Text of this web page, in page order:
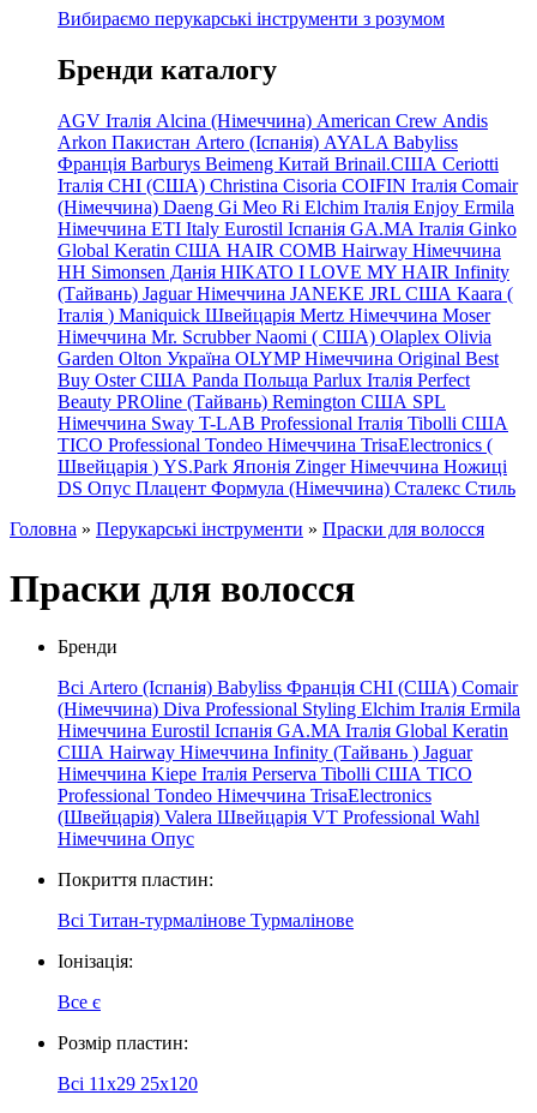
Вибираємо перукарські інструменти з розумом
Бренди каталогу
AGV Італія Alcina (Німеччина) American Crew Andis
Arkon Пакистан Artero (Іспанія) AYALA Babyliss
Франція Barburys Beimeng Китай Brinail.США Ceriotti
Італія CHI (США) Christina Cisoria COIFIN Італія Comair
(Німеччина) Daeng Gi Meo Ri Elchim Італія Enjoy Ermila
Німеччина ETI Italy Eurostil Іспанія GA.MA Італія Ginko
Global Keratin США HAIR COMB Hairway Німеччина
HH Simonsen Данія HIKATO I LOVE MY HAIR Infinity
(Тайвань) Jaguar Німеччина JANEKE JRL США Kaara (
Італія ) Maniquick Швейцарія Mertz Німеччина Moser
Німеччина Mr. Scrubber Naomi ( США) Olaplex Olivia
Garden Olton Україна OLYMP Німеччина Original Best
Buy Oster США Panda Польща Parlux Італія Perfect
Beauty PROline (Тайвань) Remington США SPL
Німеччина Sway T-LAB Professional Італія Tibolli США
TICO Professional Tondeo Німеччина TrisaElectronics (
Швейцарія ) YS.Park Японія Zinger Німеччина Ножиці
DS Опус Плацент Формула (Німеччина) Сталекс Стиль
Головна » Перукарські інструменти » Праски для волосся
Праски для волосся
Бренди
Всі Artero (Іспанія) Babyliss Франція CHI (США) Comair
(Німеччина) Diva Professional Styling Elchim Італія Ermila
Німеччина Eurostil Іспанія GA.MA Італія Global Keratin
США Hairway Німеччина Infinity (Тайвань ) Jaguar
Німеччина Kiepe Італія Perserva Tibolli США TICO
Professional Tondeo Німеччина TrisaElectronics
(Швейцарія) Valera Швейцарія VT Professional Wahl
Німеччина Опус
Покриття пластин:
Всі Титан-турмалінове Турмалінове
Іонізація:
Все є
Розмір пластин:
Всі 11х29 25x120